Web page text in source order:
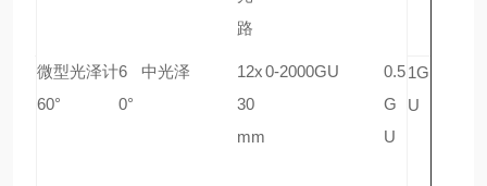
路
微型光泽计
60°
6
0°
中光泽
12x
30
mm
0-2000GU
0.5
G
U
1G
U